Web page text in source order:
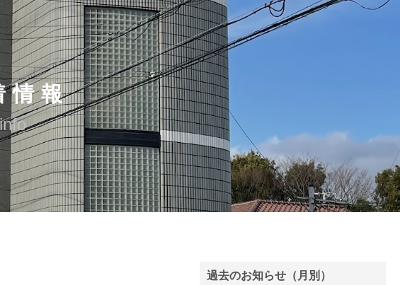
情報
info
過去のお知らせ（月別）